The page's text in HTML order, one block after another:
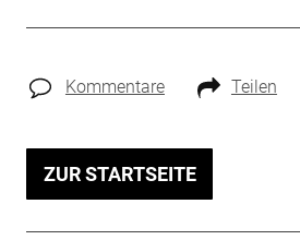
Kommentare Teilen
ZUR STARTSEITE